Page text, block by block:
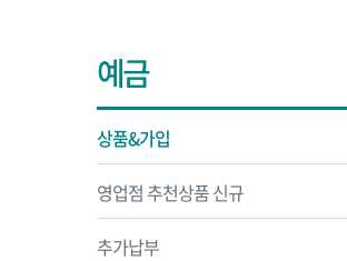
예금
상품&가입
영업점 추천상품 신규
추가납부